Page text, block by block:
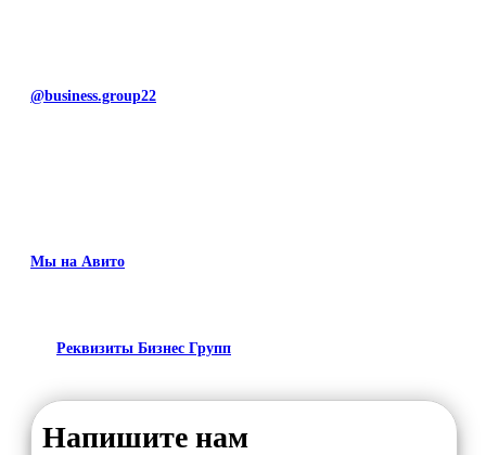
@business.group22
Мы на Авито
Реквизиты Бизнес Групп
Напишите нам